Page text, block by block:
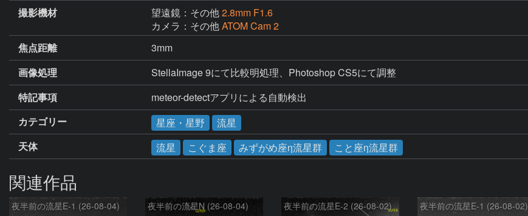
撮影機材
望遠鏡：その他2.8mm F1.6
カメラ：その他ATOM Cam 2
焦点距離
3mm
画像処理
StellaImage 9にて比較明処理、Photoshop CS5にて調整
特記事項
meteor-detectアプリによる自動検出
カテゴリー
星座・星野
流星
天体
流星 こぐま座 みずがめ座η流星群 こと座η流星群
関連作品
夜半前の流星E-1 (26-08-04) 夜半前の流星N (26-08-04) 夜半前の流星E-2 (26-08-02) 夜半前の流星E-1 (26-08-02)